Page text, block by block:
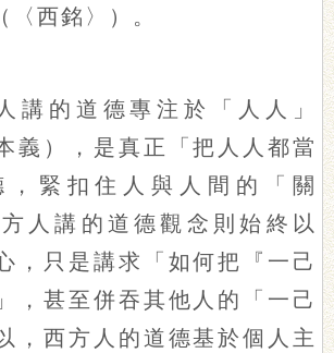
西銘〉）。
講的道德專注於「人人」
義），是真正「把人人都當
，緊扣住人與人間的「關
人講的道德觀念則始終以
，只是講求「如何把『一己
，甚至併吞其他人的「一己
，西方人的道德基於個人主